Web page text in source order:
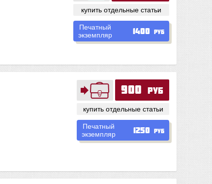
купить отдельные статьи
Печатный
экземпляр
1400 руб
900 руб
купить отдельные статьи
Печатный
экземпляр
1250 руб